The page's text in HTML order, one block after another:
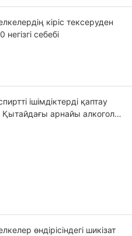
кіріс тексеруден
негізгі себебі
ішімдіктерді қаптау
Қытайдағы арнайы алкоголь
өндірісіндегі шикізат